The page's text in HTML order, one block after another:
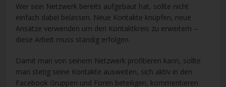
Wer sein Netzwerk bereits aufgebaut hat, sollte nicht
einfach dabei belassen. Neue Kontakte knüpfen, neue
Ansätze verwenden um den Kontaktkreis zu erweitern –
diese Arbeit muss ständig erfolgen.
Damit man von seinem Netzwerk profitieren kann, sollte
man stetig seine Kontakte ausweiten, sich aktiv in den
Facebook Gruppen und Foren beteiligen, kommentieren